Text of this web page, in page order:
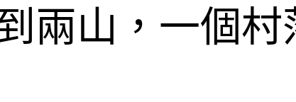
兩山，一個